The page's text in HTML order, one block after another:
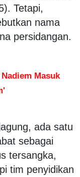
Tetapi,
nama
persidangan.
Masuk
ada satu
sebagai
tersangka,
tim penyidikan